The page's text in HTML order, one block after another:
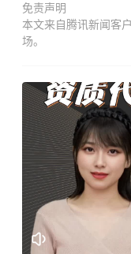
免责声明
本文来自腾讯新闻客
场。